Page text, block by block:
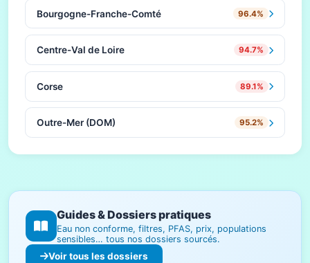
Bourgogne-Franche-Comté 96.4%
Centre-Val de Loire 94.7%
Corse 89.1%
Outre-Mer (DOM) 95.2%
Guides & Dossiers pratiques
Eau non conforme, filtres, PFAS, prix, populations
sensibles… tous nos dossiers sourcés.
Voir tous les dossiers